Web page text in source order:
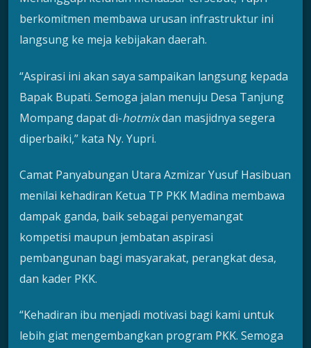
berkomitmen membawa urusan infrastruktur ini
langsung ke meja kebijakan daerah.
“Aspirasi ini akan saya sampaikan langsung kepada
Bapak Bupati. Semoga jalan menuju Desa Tanjung
Mompang dapat di-hotmixdan masjidnya segera
diperbaiki,” kata Ny. Yupri.
Camat Panyabungan Utara Azmizar Yusuf Hasibuan
menilai kehadiran Ketua TP PKK Madina membawa
dampak ganda, baik sebagai penyemangat
kompetisi maupun jembatan aspirasi
pembangunan bagi masyarakat, perangkat desa,
dan kader PKK.
“Kehadiran ibu menjadi motivasi bagi kami untuk
lebih giat mengembangkan program PKK. Semoga